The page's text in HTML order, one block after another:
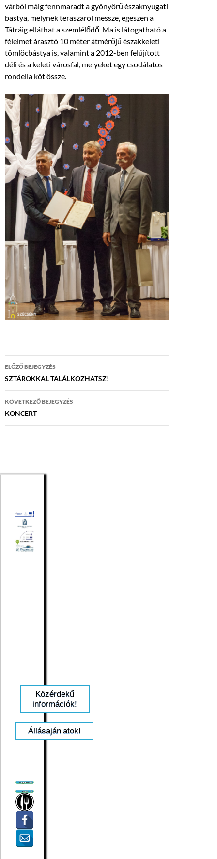
várból máig fennmaradt a gyönyörű északnyugati
bástya, melynek teraszáról messze, egészen a
Tátráig elláthat a szemlélődő. Ma is látogatható a
félelmet árasztó 10 méter átmérőjű északkeleti
tömlöcbástya is, valamint a 2012-ben felújított
déli és a keleti városfal, melyeket egy csodálatos
rondella köt össze.
Bejegyzés
navigáció
ELŐZŐ BEJEGYZÉS
SZTÁROKKAL TALÁLKOZHATSZ!
KÖVETKEZŐ BEJEGYZÉS
KONCERT
Közérdekű
információk!
Állásajánlatok!